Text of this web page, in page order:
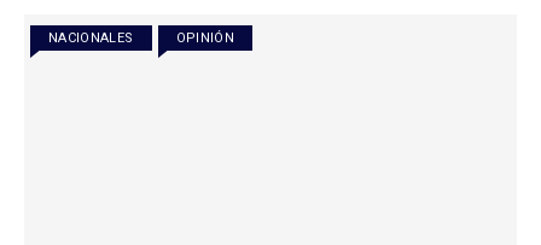
o
k
p
p
NACIONALES OPINIÓN